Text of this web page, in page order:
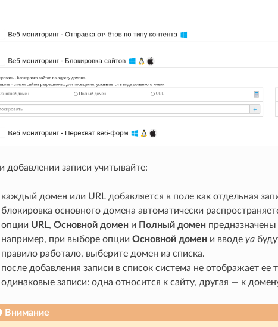
добавлении записи учитывайте:
каждый домен или URL добавляется в поле как отдельная
блокировка основного домена автоматически
опции URL, Основной домени Полный доменпредназначены
например, при выборе опции Основной домени вводе ya
правило работало, выберите домен из списка.
после добавления записи в список система не отображает ее
одинаковые записи: одна относится к сайту, другая — к
Внимание